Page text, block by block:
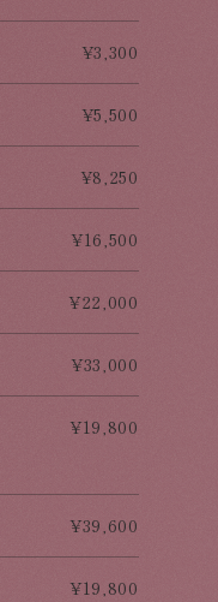
3,300
5,500
8,250
16,500
22,000
33,000
19,800
39,600
19,800